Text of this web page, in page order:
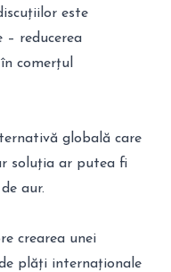
este
– reducerea
comerțul
globală care
soluția ar putea fi
aur.
crearea unei
plăți internaționale